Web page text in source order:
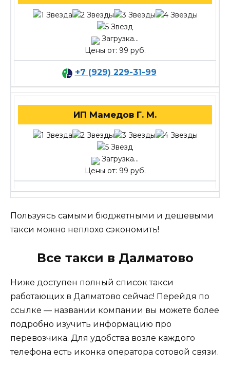
Загрузка...
Цены от: 99 руб.
+7 (929) 229-31-99
ИП Мамедов Г. М.
Загрузка...
Цены от: 99 руб.
Пользуясь самыми бюджетными и дешевыми
такси можно неплохо сэкономить!
Все такси в Далматово
Ниже доступен полный список такси
работающих в Далматово сейчас! Перейдя по
ссылке — названии компании вы можете более
подробно изучить информацию про
перевозчика. Для удобства возле каждого
телефона есть иконка оператора сотовой связи.